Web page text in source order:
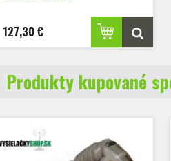
127,30 €
Produkty kupované